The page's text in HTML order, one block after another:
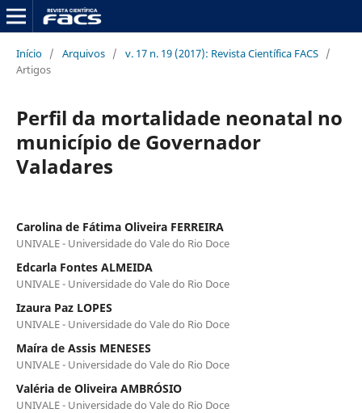
Início / Arquivos / v. 17 n. 19 (2017): Revista Científica FACS /
Artigos
Perfil da mortalidade neonatal no
município de Governador
Valadares
Carolina de Fátima Oliveira FERREIRA
UNIVALE - Universidade do Vale do Rio Doce
Edcarla Fontes ALMEIDA
UNIVALE - Universidade do Vale do Rio Doce
Izaura Paz LOPES
UNIVALE - Universidade do Vale do Rio Doce
Maíra de Assis MENESES
UNIVALE - Universidade do Vale do Rio Doce
Valéria de Oliveira AMBRÓSIO
UNIVALE - Universidade do Vale do Rio Doce